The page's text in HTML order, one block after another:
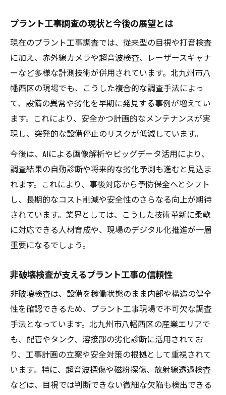
産業成長に貢献するプラント工事調査の役
プラント工事調査が導く持続可能な現場運
営
将来性を高めるプラント工事調査の選び方
プラント工事調査の活用事例と成功の秘訣
プラント工事調査の現状と今後の展望とは
現在のプラント工事調査では、従来型の目視や打音検査
に加え、赤外線カメラや超音波検査、レーザースキャナ
ーなど多様な計測技術が併用されています。北九州市八
幡西区の現場でも、こうした複合的な調査手法によっ
て、設備の異常や劣化を早期に発見する事例が増えてい
ます。これにより、安全かつ計画的なメンテナンスが実
現し、突発的な設備停止のリスクが低減しています。
今後は、AIによる画像解析やビッグデータ活用により、
調査結果の自動診断や将来的な劣化予測も進むと見込ま
れます。これにより、事後対応から予防保全へとシフト
し、長期的なコスト削減や安全性のさらなる向上が期待
されています。業界としては、こうした技術革新に柔軟
に対応できる人材育成や、現場のデジタル化推進が一層
重要になるでしょう。
非破壊検査が支えるプラント工事の信頼性
非破壊検査は、設備を稼働状態のまま内部や構造の健全
性を確認できるため、プラント工事現場で不可欠な調査
手法となっています。北九州市八幡西区の産業エリアで
も、配管やタンク、溶接部の劣化診断に活用されてお
り、工事計画の立案や安全対策の根拠として重視されて
います。特に、超音波探傷や磁粉探傷、放射線透過検査
などは、目視では判断できない微細な欠陥も検出できる